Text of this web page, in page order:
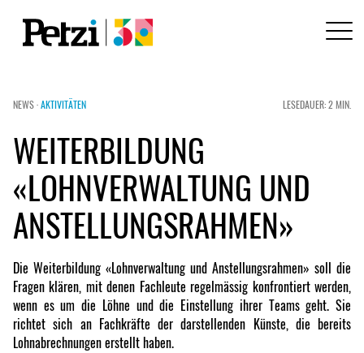
NEWS ·AKTIVITÄTEN LESEDAUER: 2 MIN.
WEITERBILDUNG
«LOHNVERWALTUNG UND
ANSTELLUNGSRAHMEN»
Die Weiterbildung «Lohnverwaltung und Anstellungsrahmen» soll die
Fragen klären, mit denen Fachleute regelmässig konfrontiert werden,
wenn es um die Löhne und die Einstellung ihrer Teams geht. Sie
richtet sich an Fachkräfte der darstellenden Künste, die bereits
Lohnabrechnungen erstellt haben.